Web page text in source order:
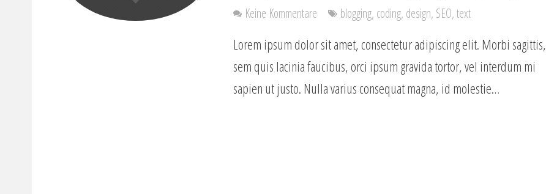
Keine Kommentare
blogging, coding, design, SEO,text
Lorem ipsum dolor sit amet, consectetur adipiscing elit. Morbi sagittis,
sem quis lacinia faucibus, orci ipsum gravida tortor, vel interdum mi
sapien ut justo. Nulla varius consequat magna, id molestie…